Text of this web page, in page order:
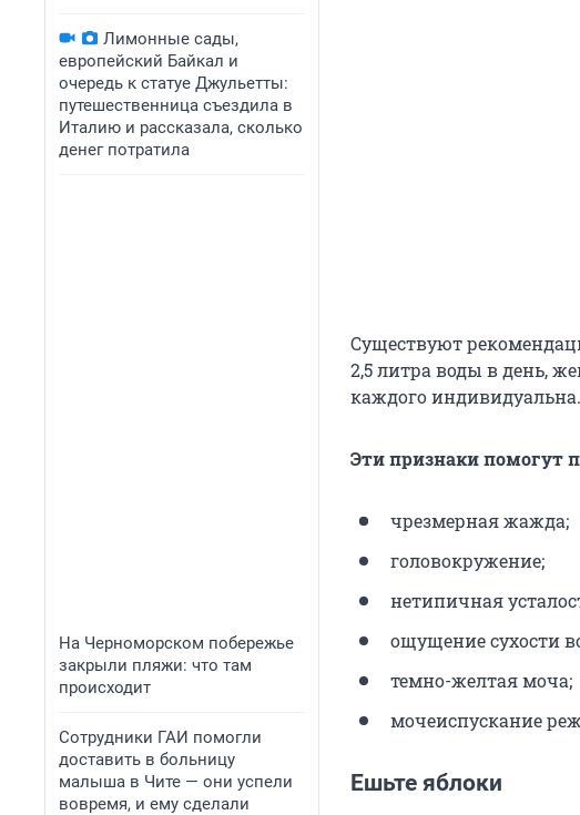
Лимонные сады,
европейский Байкал и
очередь к статуе Джульетты:
путешественница съездила в
Италию и рассказала, сколько
денег потратила
На Черноморском побережье
закрыли пляжи: что там
происходит
Сотрудники ГАИ помогли
доставить в больницу
малыша в Чите — они успели
вовремя, и ему сделали
Существуют
2,5 литра воды в день,
каждого индивидуальна.
Эти признаки помогут
чрезмерная жажда;
головокружение;
нетипичная
ощущение сухости
темно-желтая моча;
мочеиспускание
Ешьте яблоки